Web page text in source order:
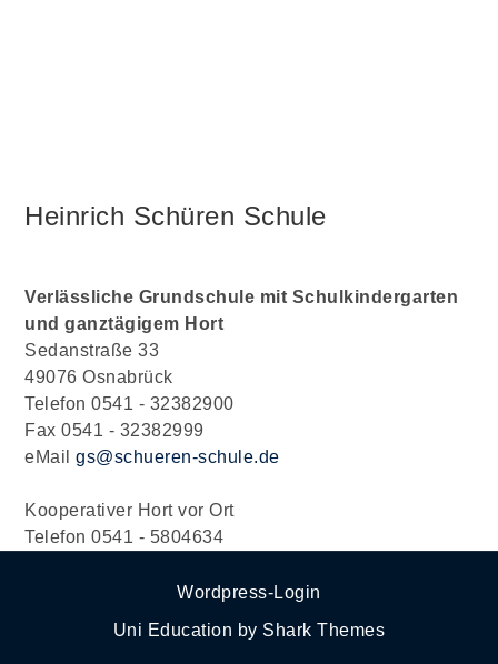
Heinrich Schüren Schule
Verlässliche Grundschule mit Schulkindergarten
und ganztägigem Hort
Sedanstraße 33
49076 Osnabrück
Telefon 0541 - 32382900
Fax 0541 - 32382999
eMailgs@schueren-schule.de
Kooperativer Hort vor Ort
Telefon 0541 - 5804634
Wordpress-Login
Uni Education by Shark Themes